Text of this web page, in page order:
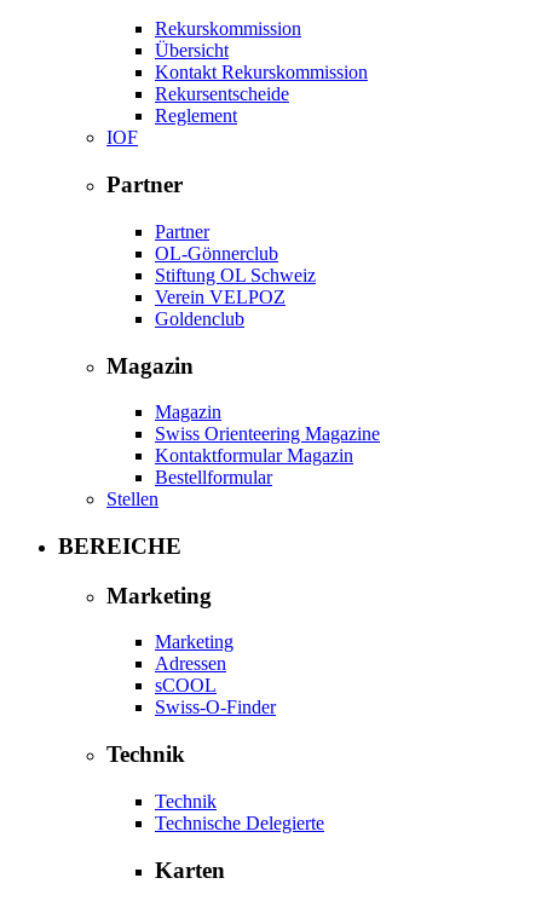
Rekurskommission
Übersicht
Kontakt Rekurskommission
Rekursentscheide
Reglement
IOF
Partner
Partner
OL-Gönnerclub
Stiftung OL Schweiz
Verein VELPOZ
Goldenclub
Magazin
Magazin
Swiss Orienteering Magazine
Kontaktformular Magazin
Bestellformular
Stellen
BEREICHE
Marketing
Marketing
Adressen
sCOOL
Swiss-O-Finder
Technik
Technik
Technische Delegierte
Karten